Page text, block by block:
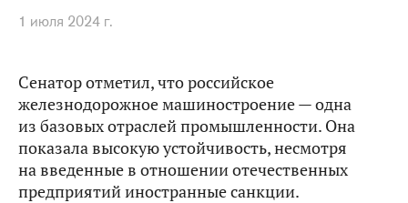
1 июля 2024 г.
Сенатор отметил, что российское
железнодорожное машиностроение — одна
из базовых отраслей промышленности. Она
показала высокую устойчивость, несмотря
на введенные в отношении отечественных
предприятий иностранные санкции.